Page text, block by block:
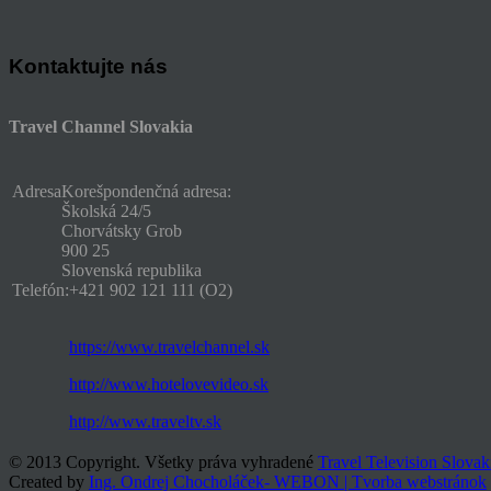
Kontaktujte nás
Travel Channel Slovakia
AdresaKorešpondenčná adresa:
Školská 24/5
Chorvátsky Grob
900 25
Slovenská republika
Telefón:+421 902 121 111 (O2)
https://www.travelchannel.sk
http://www.hotelovevideo.sk
http://www.traveltv.sk
© 2013 Copyright. Všetky práva vyhradené Travel Television
Created by Ing. Ondrej Chocholáček- WEBON | Tvorba webstránok